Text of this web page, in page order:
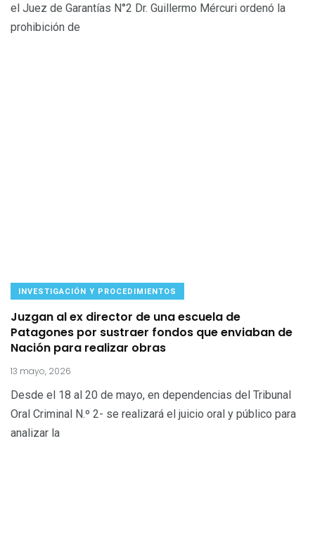
el Juez de Garantías N°2 Dr. Guillermo Mércuri ordenó la
prohibición de
INVESTIGACIÓN Y PROCEDIMIENTOS
Juzgan al ex director de una escuela de
Patagones por sustraer fondos que enviaban de
Nación para realizar obras
13 mayo, 2026
Desde el 18 al 20 de mayo, en dependencias del Tribunal
Oral Criminal N.º 2- se realizará el juicio oral y público para
analizar la